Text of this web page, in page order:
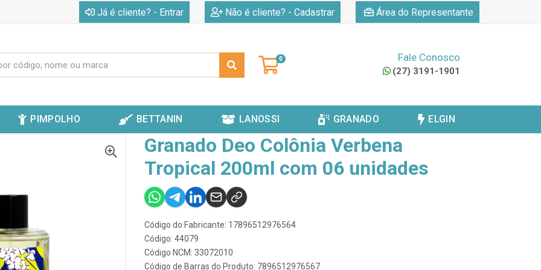
Já é cliente? - Entrar Não é cliente? - Cadastrar Área do Representante
0 Fale Conosco
(27) 3191-1901
PIMPOLHO BETTANIN LANOSSI GRANADO ELGIN
VOLTAR
COLÔNIA VERBENA TROPICAL 200ML COM 06 UNIDADES
Granado Deo Colônia Verbena
Tropical 200ml com 06 unidades
Código do Fabricante: 17896512976564
Código: 44079
Código NCM: 33072010
Código de Barras do Produto: 7896512976567